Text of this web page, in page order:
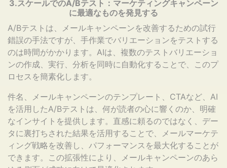
3.スケールでのA/Bテスト：マーケティングキャンペーン
に最適なものを発見する
A/Bテストは、メールキャンペーンを改善するための試行
錯誤の手法ですが、手作業でバリエーションをテストする
のは時間がかかります。AIは、複数のテストバリエーショ
ンの作成、実行、分析を同時に自動化することで、このプ
ロセスを簡素化します。
件名、メールキャンペーンのテンプレート、CTAなど、AI
を活用したA/Bテストは、何が読者の心に響くのか、明確
なインサイトを提供します。直感に頼るのではなく、デー
タに裏打ちされた結果を活用することで、メールマーケテ
ィング戦略を改善し、パフォーマンスを最大化することが
できます。この拡張性により、メールキャンペーンのあら